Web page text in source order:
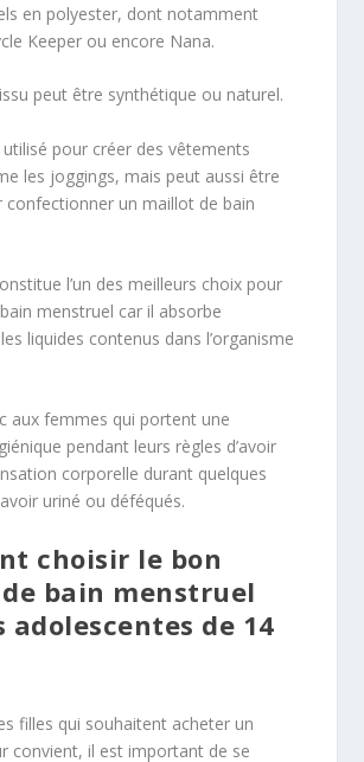
en polyester, dont notamment
Keeper ou encore Nana.
peut être synthétique ou naturel.
pour créer des vêtements
les joggings, mais peut aussi être
confectionner un maillot de bain
l’un des meilleurs choix pour
menstruel car il absorbe
liquides contenus dans l’organisme
aux femmes qui portent une
pendant leurs règles d’avoir
corporelle durant quelques
uriné ou déféqués.
choisir le bon
bain menstruel
adolescentes de 14
filles qui souhaitent acheter un
convient, il est important de se